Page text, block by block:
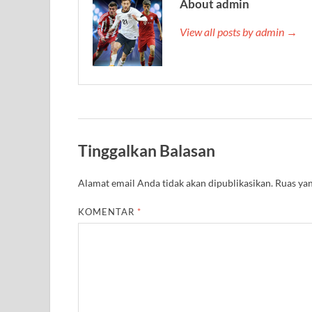
About admin
View all posts by admin →
Tinggalkan Balasan
Alamat email Anda tidak akan dipublikasikan. Ruas
KOMENTAR *